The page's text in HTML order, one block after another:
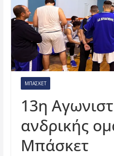
ΜΠΆΣΚΕΤ
13η
ανδρικής
Μπάσκετ